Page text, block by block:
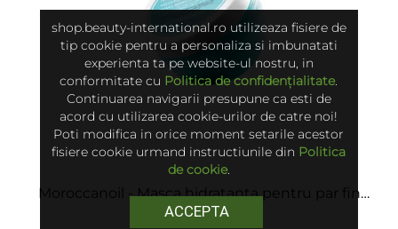
Moroccanoil - Masca hidratanta pentru par fin
sau blond - Weightless Hydrating Mask
259 lei
shop.beauty-international.ro utilizeaza fisiere de
tip cookie pentru a personaliza si imbunatati
experienta ta pe website-ul nostru, in
conformitate cu Politica de confidențialitate.
Continuarea navigarii presupune ca esti de
acord cu utilizarea cookie-urilor de catre noi!
Poti modifica in orice moment setarile acestor
fisiere cookie urmand instructiunile din Politica
de cookie.
ACCEPTA